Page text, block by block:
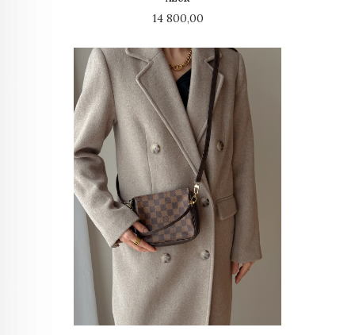
Pris
14 800,00